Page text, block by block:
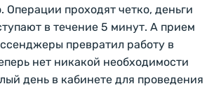
Операции проходят четко, деньги
в течение 5 минут. А прием
превратил работу в
нет никакой необходимости
день в кабинете для проведения